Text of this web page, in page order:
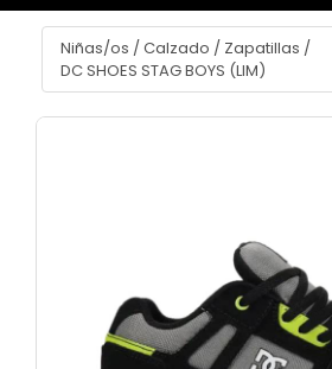
Niñas/os / Calzado / Zapatillas /
DC SHOES STAG BOYS (LIM)